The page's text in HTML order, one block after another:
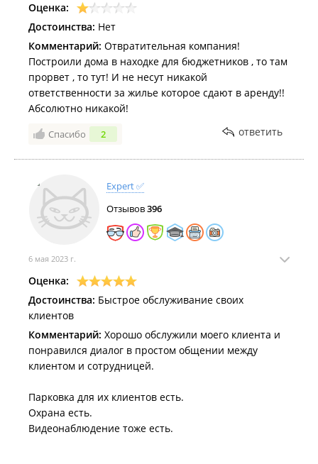
Оценка:
Достоинства: Нет
Комментарий: Отвратительная компания!
Построили дома в находке для бюджетников , то там
прорвет , то тут! И не несут никакой
ответственности за жилье которое сдают в аренду!!
Абсолютно никакой!
Спасибо 2 ответить
Expert ✅
Отзывов396
6 мая 2023 г.
Оценка:
Достоинства: Быстрое обслуживание своих
клиентов
Комментарий: Хорошо обслужили моего клиента и
понравился диалог в простом общении между
клиентом и сотрудницей.
Парковка для их клиентов есть.
Охрана есть.
Видеонаблюдение тоже есть.